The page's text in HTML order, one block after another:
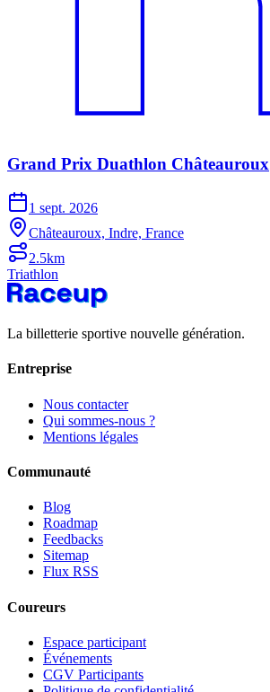
Grand Prix Duathlon Châteauroux
1 sept. 2026
Châteauroux, Indre, France
2.5km
Triathlon
La billetterie sportive nouvelle génération.
Entreprise
Nous contacter
Qui sommes-nous ?
Mentions légales
Communauté
Blog
Roadmap
Feedbacks
Sitemap
Flux RSS
Coureurs
Espace participant
Événements
CGV Participants